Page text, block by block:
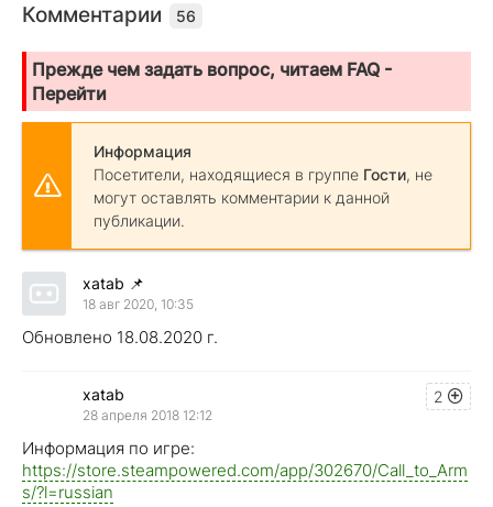
Комментарии 56
Прежде чем задать вопрос, читаем FAQ -
Перейти
Информация
Посетители, находящиеся в группе Гости, не
могут оставлять комментарии к данной
публикации.
xatab 📌
18 авг 2020, 10:35
Обновлено 18.08.2020 г.
2
xatab
28 апреля 2018 12:12
Информация по игре:
https://store.steampowered.com/app/302670/Call_to_Arm
s/?l=russian